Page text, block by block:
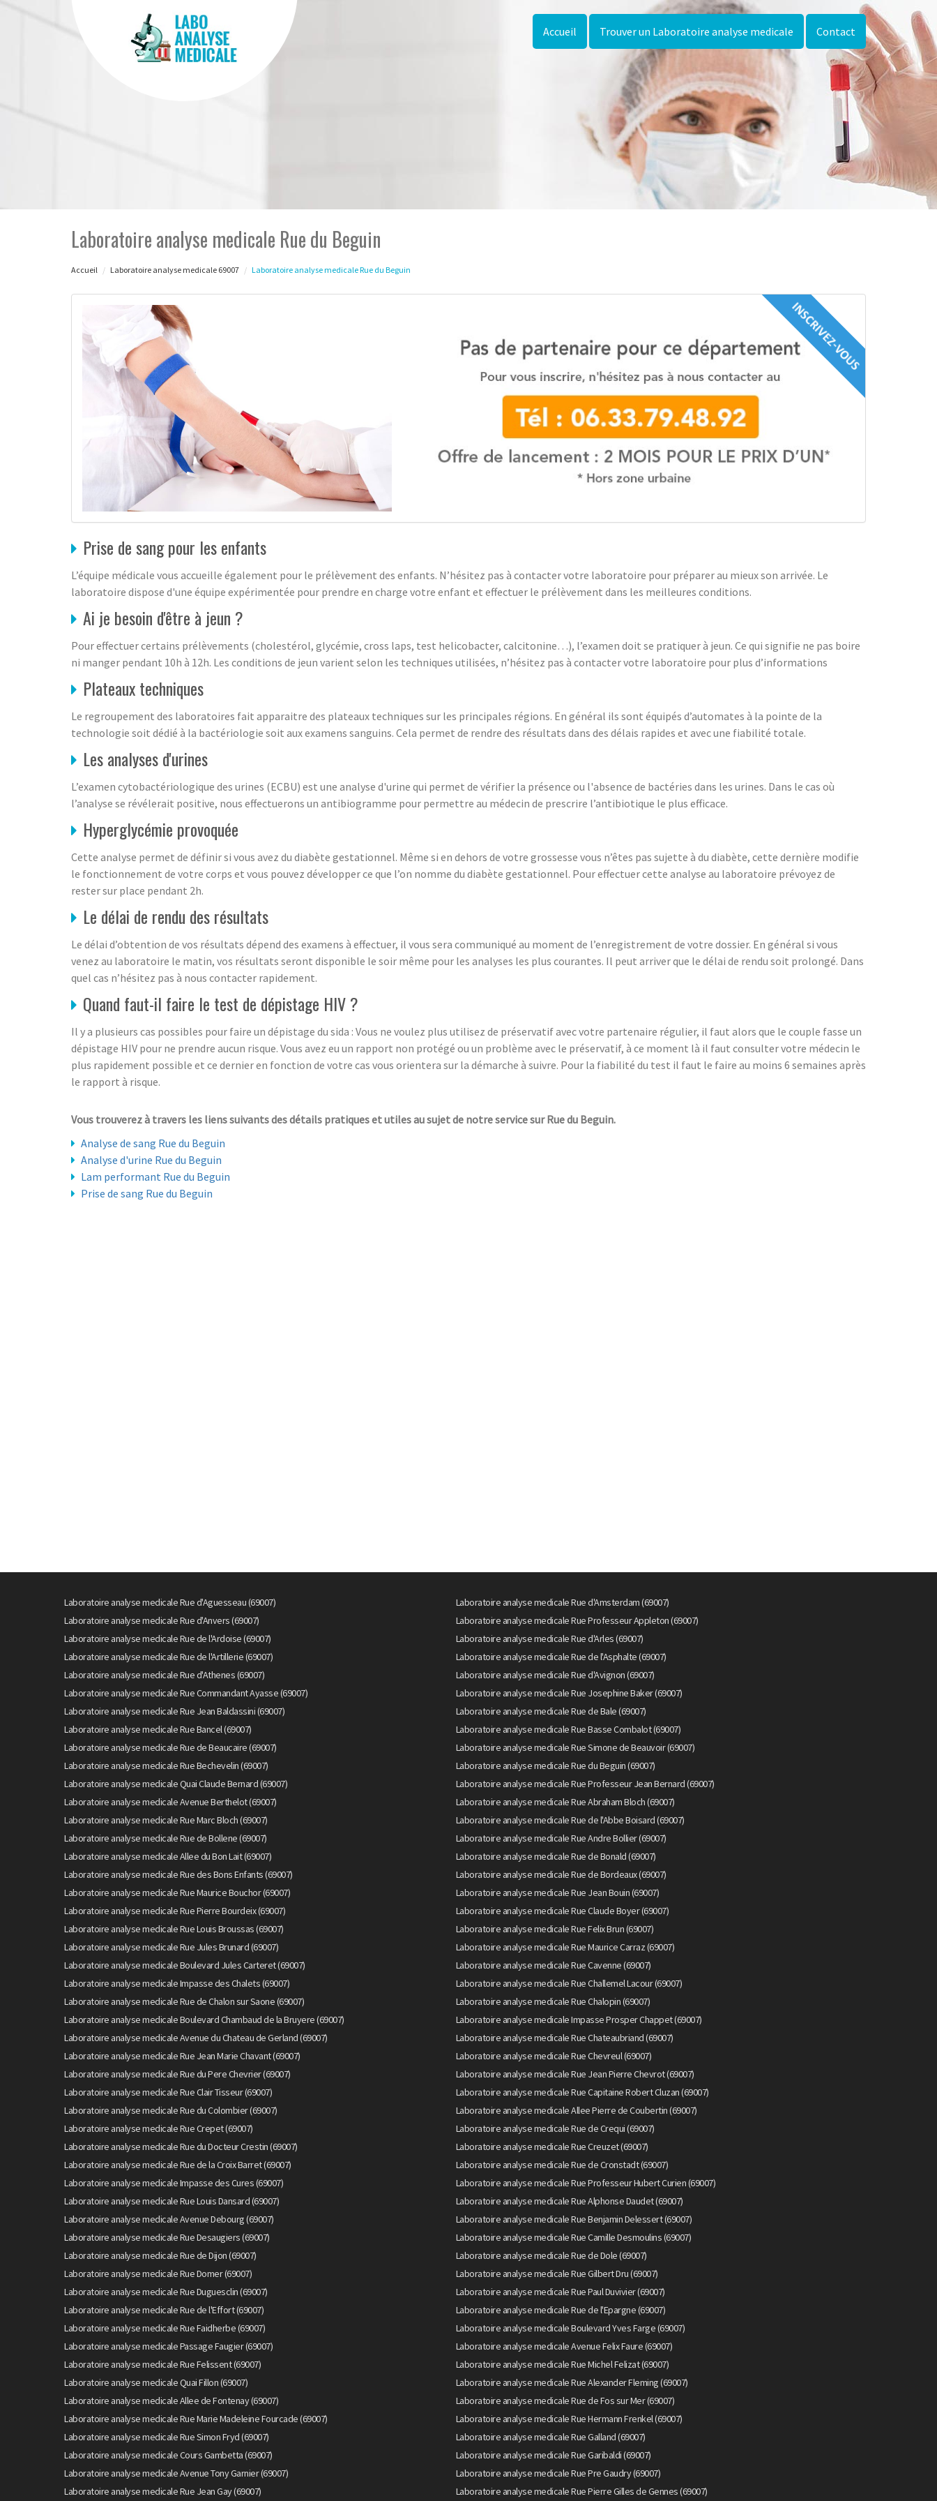
Accueil Trouver un Laboratoire analyse medicale Contact
Laboratoire analyse medicale Rue du Beguin
Accueil Laboratoire analyse medicale 69007 Laboratoire analyse medicale Rue du Beguin
Prise de sang pour les enfants
L’équipe médicale vous accueille également pour le prélèvement des enfants. N’hésitez pas à contacter votre laboratoire pour préparer au mieux son arrivée. Le
laboratoire dispose d'une équipe expérimentée pour prendre en charge votre enfant et effectuer le prélèvement dans les meilleures conditions.
Ai je besoin d'être à jeun ?
Pour effectuer certains prélèvements (cholestérol, glycémie, cross laps, test helicobacter, calcitonine…), l’examen doit se pratiquer à jeun. Ce qui signifie ne pas boire
ni manger pendant 10h à 12h. Les conditions de jeun varient selon les techniques utilisées, n’hésitez pas à contacter votre laboratoire pour plus d’informations
Plateaux techniques
Le regroupement des laboratoires fait apparaitre des plateaux techniques sur les principales régions. En général ils sont équipés d’automates à la pointe de la
technologie soit dédié à la bactériologie soit aux examens sanguins. Cela permet de rendre des résultats dans des délais rapides et avec une fiabilité totale.
Les analyses d'urines
L’examen cytobactériologique des urines (ECBU) est une analyse d'urine qui permet de vérifier la présence ou l'absence de bactéries dans les urines. Dans le cas où
l’analyse se révélerait positive, nous effectuerons un antibiogramme pour permettre au médecin de prescrire l’antibiotique le plus efficace.
Hyperglycémie provoquée
Cette analyse permet de définir si vous avez du diabète gestationnel. Même si en dehors de votre grossesse vous n’êtes pas sujette à du diabète, cette dernière modifie
le fonctionnement de votre corps et vous pouvez développer ce que l’on nomme du diabète gestationnel. Pour effectuer cette analyse au laboratoire prévoyez de
rester sur place pendant 2h.
Le délai de rendu des résultats
Le délai d’obtention de vos résultats dépend des examens à effectuer, il vous sera communiqué au moment de l’enregistrement de votre dossier. En général si vous
venez au laboratoire le matin, vos résultats seront disponible le soir même pour les analyses les plus courantes. Il peut arriver que le délai de rendu soit prolongé. Dans
quel cas n’hésitez pas à nous contacter rapidement.
Quand faut-il faire le test de dépistage HIV ?
Il y a plusieurs cas possibles pour faire un dépistage du sida : Vous ne voulez plus utilisez de préservatif avec votre partenaire régulier, il faut alors que le couple fasse un
dépistage HIV pour ne prendre aucun risque. Vous avez eu un rapport non protégé ou un problème avec le préservatif, à ce moment là il faut consulter votre médecin le
plus rapidement possible et ce dernier en fonction de votre cas vous orientera sur la démarche à suivre. Pour la fiabilité du test il faut le faire au moins 6 semaines après
le rapport à risque.
Vous trouverez à travers les liens suivants des détails pratiques et utiles au sujet de notre service sur Rue du Beguin.
Analyse de sang Rue du Beguin
Analyse d'urine Rue du Beguin
Lam performant Rue du Beguin
Prise de sang Rue du Beguin
Laboratoire analyse medicale Rue d'Aguesseau (69007)
Laboratoire analyse medicale Rue d'Amsterdam (69007)
Laboratoire analyse medicale Rue d'Anvers (69007)
Laboratoire analyse medicale Rue Professeur Appleton (69007)
Laboratoire analyse medicale Rue de l'Ardoise (69007)
Laboratoire analyse medicale Rue d'Arles (69007)
Laboratoire analyse medicale Rue de l'Artillerie (69007)
Laboratoire analyse medicale Rue de l'Asphalte (69007)
Laboratoire analyse medicale Rue d'Athenes (69007)
Laboratoire analyse medicale Rue d'Avignon (69007)
Laboratoire analyse medicale Rue Commandant Ayasse (69007)
Laboratoire analyse medicale Rue Josephine Baker (69007)
Laboratoire analyse medicale Rue Jean Baldassini (69007)
Laboratoire analyse medicale Rue de Bale (69007)
Laboratoire analyse medicale Rue Bancel (69007)
Laboratoire analyse medicale Rue Basse Combalot (69007)
Laboratoire analyse medicale Rue de Beaucaire (69007)
Laboratoire analyse medicale Rue Simone de Beauvoir (69007)
Laboratoire analyse medicale Rue Bechevelin (69007)
Laboratoire analyse medicale Rue du Beguin (69007)
Laboratoire analyse medicale Quai Claude Bernard (69007)
Laboratoire analyse medicale Rue Professeur Jean Bernard (69007)
Laboratoire analyse medicale Avenue Berthelot (69007)
Laboratoire analyse medicale Rue Abraham Bloch (69007)
Laboratoire analyse medicale Rue Marc Bloch (69007)
Laboratoire analyse medicale Rue de l'Abbe Boisard (69007)
Laboratoire analyse medicale Rue de Bollene (69007)
Laboratoire analyse medicale Rue Andre Bollier (69007)
Laboratoire analyse medicale Allee du Bon Lait (69007)
Laboratoire analyse medicale Rue de Bonald (69007)
Laboratoire analyse medicale Rue des Bons Enfants (69007)
Laboratoire analyse medicale Rue de Bordeaux (69007)
Laboratoire analyse medicale Rue Maurice Bouchor (69007)
Laboratoire analyse medicale Rue Jean Bouin (69007)
Laboratoire analyse medicale Rue Pierre Bourdeix (69007)
Laboratoire analyse medicale Rue Claude Boyer (69007)
Laboratoire analyse medicale Rue Louis Broussas (69007)
Laboratoire analyse medicale Rue Felix Brun (69007)
Laboratoire analyse medicale Rue Jules Brunard (69007)
Laboratoire analyse medicale Rue Maurice Carraz (69007)
Laboratoire analyse medicale Boulevard Jules Carteret (69007)
Laboratoire analyse medicale Rue Cavenne (69007)
Laboratoire analyse medicale Impasse des Chalets (69007)
Laboratoire analyse medicale Rue Challemel Lacour (69007)
Laboratoire analyse medicale Rue de Chalon sur Saone (69007)
Laboratoire analyse medicale Rue Chalopin (69007)
Laboratoire analyse medicale Boulevard Chambaud de la Bruyere (69007)
Laboratoire analyse medicale Impasse Prosper Chappet (69007)
Laboratoire analyse medicale Avenue du Chateau de Gerland (69007)
Laboratoire analyse medicale Rue Chateaubriand (69007)
Laboratoire analyse medicale Rue Jean Marie Chavant (69007)
Laboratoire analyse medicale Rue Chevreul (69007)
Laboratoire analyse medicale Rue du Pere Chevrier (69007)
Laboratoire analyse medicale Rue Jean Pierre Chevrot (69007)
Laboratoire analyse medicale Rue Clair Tisseur (69007)
Laboratoire analyse medicale Rue Capitaine Robert Cluzan (69007)
Laboratoire analyse medicale Rue du Colombier (69007)
Laboratoire analyse medicale Allee Pierre de Coubertin (69007)
Laboratoire analyse medicale Rue Crepet (69007)
Laboratoire analyse medicale Rue de Crequi (69007)
Laboratoire analyse medicale Rue du Docteur Crestin (69007)
Laboratoire analyse medicale Rue Creuzet (69007)
Laboratoire analyse medicale Rue de la Croix Barret (69007)
Laboratoire analyse medicale Rue de Cronstadt (69007)
Laboratoire analyse medicale Impasse des Cures (69007)
Laboratoire analyse medicale Rue Professeur Hubert Curien (69007)
Laboratoire analyse medicale Rue Louis Dansard (69007)
Laboratoire analyse medicale Rue Alphonse Daudet (69007)
Laboratoire analyse medicale Avenue Debourg (69007)
Laboratoire analyse medicale Rue Benjamin Delessert (69007)
Laboratoire analyse medicale Rue Desaugiers (69007)
Laboratoire analyse medicale Rue Camille Desmoulins (69007)
Laboratoire analyse medicale Rue de Dijon (69007)
Laboratoire analyse medicale Rue de Dole (69007)
Laboratoire analyse medicale Rue Domer (69007)
Laboratoire analyse medicale Rue Gilbert Dru (69007)
Laboratoire analyse medicale Rue Duguesclin (69007)
Laboratoire analyse medicale Rue Paul Duvivier (69007)
Laboratoire analyse medicale Rue de l'Effort (69007)
Laboratoire analyse medicale Rue de l'Epargne (69007)
Laboratoire analyse medicale Rue Faidherbe (69007)
Laboratoire analyse medicale Boulevard Yves Farge (69007)
Laboratoire analyse medicale Passage Faugier (69007)
Laboratoire analyse medicale Avenue Felix Faure (69007)
Laboratoire analyse medicale Rue Felissent (69007)
Laboratoire analyse medicale Rue Michel Felizat (69007)
Laboratoire analyse medicale Quai Fillon (69007)
Laboratoire analyse medicale Rue Alexander Fleming (69007)
Laboratoire analyse medicale Allee de Fontenay (69007)
Laboratoire analyse medicale Rue de Fos sur Mer (69007)
Laboratoire analyse medicale Rue Marie Madeleine Fourcade (69007)
Laboratoire analyse medicale Rue Hermann Frenkel (69007)
Laboratoire analyse medicale Rue Simon Fryd (69007)
Laboratoire analyse medicale Rue Galland (69007)
Laboratoire analyse medicale Cours Gambetta (69007)
Laboratoire analyse medicale Rue Garibaldi (69007)
Laboratoire analyse medicale Avenue Tony Garnier (69007)
Laboratoire analyse medicale Rue Pre Gaudry (69007)
Laboratoire analyse medicale Rue Jean Gay (69007)
Laboratoire analyse medicale Rue Pierre Gilles de Gennes (69007)